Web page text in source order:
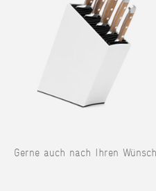
Gerne auch nach Ihren